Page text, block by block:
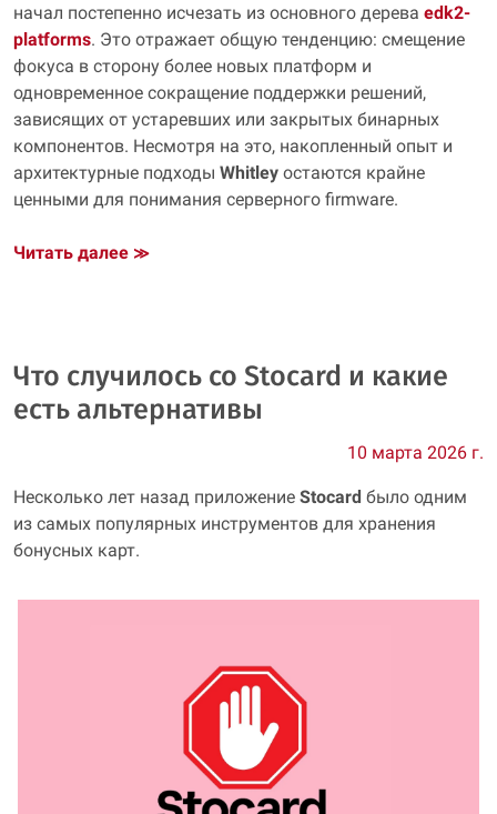
начал постепенно исчезать из основного дерева edk2-
platforms. Это отражает общую тенденцию: смещение
фокуса в сторону более новых платформ и
одновременное сокращение поддержки решений,
зависящих от устаревших или закрытых бинарных
компонентов. Несмотря на это, накопленный опыт и
архитектурные подходы Whitley остаются крайне
ценными для понимания серверного firmware.
Читать далее ≫
Что случилось со Stocard и какие
есть альтернативы
10 марта 2026 г.
Несколько лет назад приложение Stocard было одним
из самых популярных инструментов для хранения
бонусных карт.